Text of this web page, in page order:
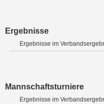
Ergebnisse
Ergebnisse im
Mannschaftsturniere
Ergebnisse im